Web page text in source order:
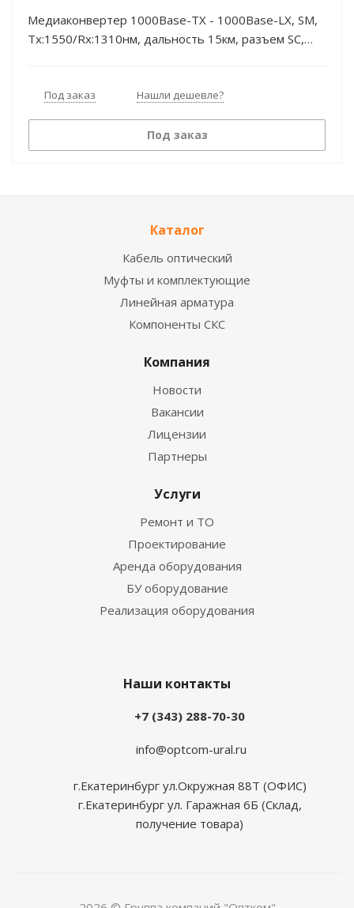
Медиаконвертер 1000Base-TX - 1000Base-LX, SM,
Tx:1550/Rx:1310нм, дальность 15км, разъем SC,
Под заказ Нашли дешевле?
Под заказ
Каталог
Кабель оптический
Муфты и комплектующие
Линейная арматура
Компоненты СКС
Компания
Новости
Вакансии
Лицензии
Партнеры
Услуги
Ремонт и ТО
Проектирование
Аренда оборудования
БУ оборудование
Реализация оборудования
Наши контакты
+7 (343) 288-70-30
info@optcom-ural.ru
г.Екатеринбург ул.Окружная 88Т (ОФИС)
г.Екатеринбург ул. Гаражная 6Б (Склад,
получение товара)